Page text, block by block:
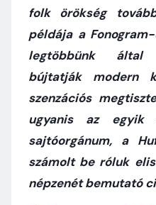
folk örökség
példája a
legtöbbünk által
bújtatják modern
szenzációs
ugyanis az egyik
sajtóorgánum, a
számolt be róluk
népzenét bemutató